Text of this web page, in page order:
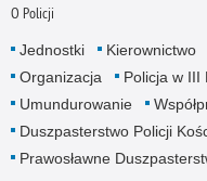
O Policji
Jednostki Kierownictwo
Organizacja
Policja w III
Umundurowanie
Duszpasterstwo Policji
Prawosławne